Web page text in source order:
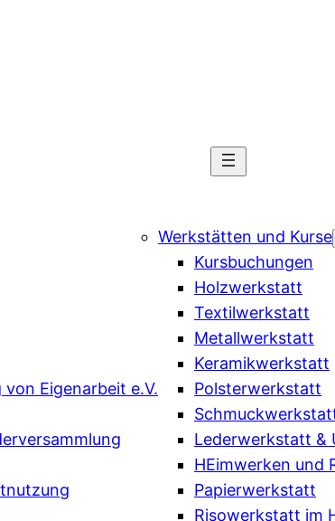
Eigenarbeit e.V.
Werkstätten und Kurse
Kursbuchungen
Holzwerkstatt
Textilwerkstatt
Metallwerkstatt
Keramikwerkstatt
Polsterwerkstatt
Lederwerkstatt &
HEimwerken und
Papierwerkstatt
Risowerkstatt im